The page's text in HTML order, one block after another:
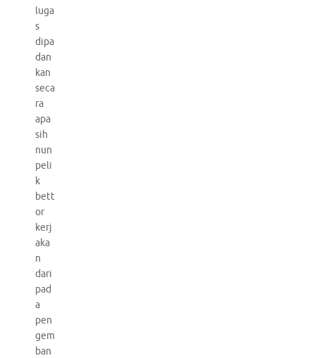
luga
s
dipa
dan
kan
seca
ra
apa
sih
nun
peli
k
bett
or
kerj
aka
n
dari
pad
a
pen
gem
ban